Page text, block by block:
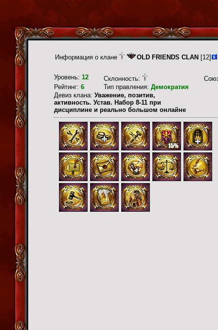
Информация о клане OLD FRIENDS CLAN [12]
Уровень: 12 Склонность:
Рейтинг: 6 Тип правления: Демократия
Девиз клана: Уважение, позитив,
активность. Устав. Набор 8-11 при
дисциплине и реально большом онлайне